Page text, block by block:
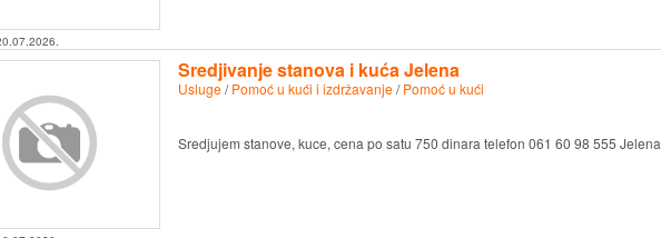
Sredjivanje stanova i kuća Jelena
Usluge/Pomoć u kući i izdržavanje/Pomoć u kući
Sredjujem stanove, kuce, cena po satu 750 dinara telefon 061 60 98 555 Jelena